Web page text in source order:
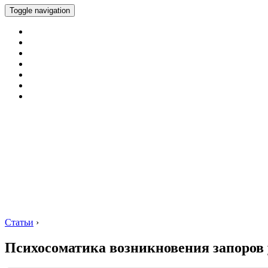
Toggle navigation
Статьи ›
Психосоматика возникновения